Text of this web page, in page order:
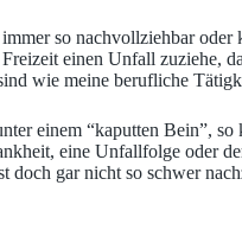
so nachvollziehbar oder
einen Unfall zuziehe,
wie meine berufliche
einem “kaputten Bein”,
eine Unfallfolge oder
doch gar nicht so schwer